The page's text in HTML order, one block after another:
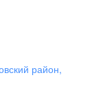
район,